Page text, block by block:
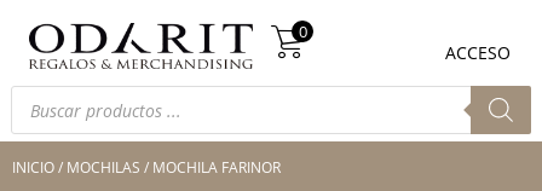
Búsqueda
de
productos
0
ACCESO
0
Búsqueda
productos
INICIO/ MOCHILAS / MOCHILA FARINOR